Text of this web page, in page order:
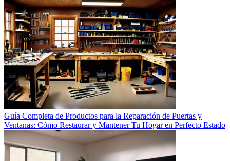
Guía Completa de Productos para la Reparación de Puertas y
Ventanas: Cómo Restaurar y Mantener Tu Hogar en Perfecto Estado